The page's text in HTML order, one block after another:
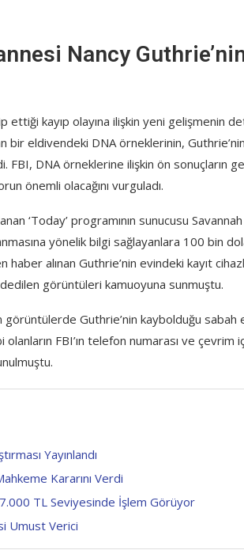
Nancy
ettiği kayıp olayına ilişkin yeni gelişmenin
bir eldivendeki DNA örneklerinin,
DNA örneklerine ilişkin ön sonuçların
önemli olacağını vurguladı.
‘Today’ programının sunucusu
yönelik bilgi sağlayanlara 100 bin
alınan Guthrie’nin evindeki kayıt
görüntüleri kamuoyuna sunmuştu.
Guthrie’nin kaybolduğu sabah
FBI’ın telefon numarası ve çevrim
Yayınlandı
Kararını Verdi
TL Seviyesinde İşlem Görüyor
Umust Verici